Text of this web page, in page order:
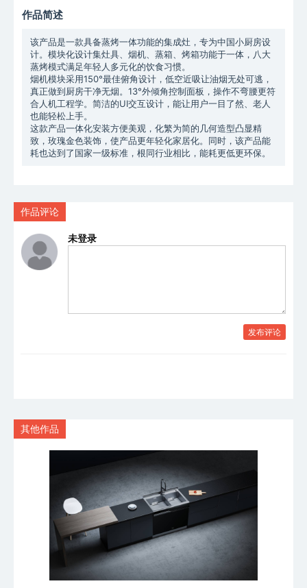
作品简述
该产品是一款具备蒸烤一体功能的集成灶，专为中国小厨房设
计。模块化设计集灶具、烟机、蒸箱、烤箱功能于一体，八大
蒸烤模式满足年轻人多元化的饮食习惯。
烟机模块采用150°最佳俯角设计，低空近吸让油烟无处可逃，
真正做到厨房干净无烟。13°外倾角控制面板，操作不弯腰更符
合人机工程学。简洁的UI交互设计，能让用户一目了然、老人
也能轻松上手。
这款产品一体化安装方便美观，化繁为简的几何造型凸显精
致，玫瑰金色装饰，使产品更年轻化家居化。同时，该产品能
耗也达到了国家一级标准，根同行业相比，能耗更低更环保。
作品评论
未登录
发布评论
其他作品